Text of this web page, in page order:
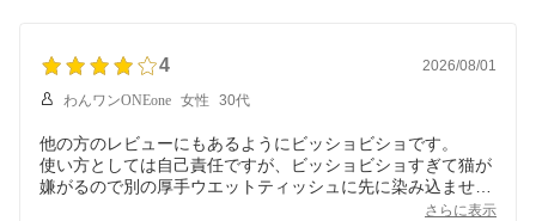
4 2026/08/01
わんワンONEone 女性 30代
他の方のレビューにもあるようにビッショビショです。
使い方としては自己責任ですが、ビッショビショすぎて猫が
嫌がるので別の厚手ウエットティッシュに先に染み込ませて
さらに表示